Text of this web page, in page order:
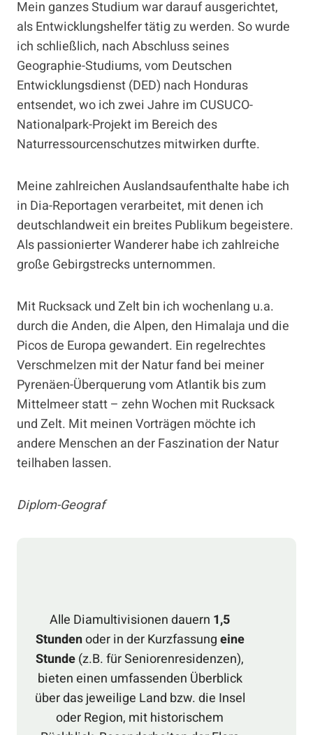
Mein ganzes Studium war darauf ausgerichtet,
als Entwicklungshelfer tätig zu werden. So wurde
ich schließlich, nach Abschluss seines
Geographie-Studiums, vom Deutschen
Entwicklungsdienst (DED) nach Honduras
entsendet, wo ich zwei Jahre im CUSUCO-
Nationalpark-Projekt im Bereich des
Naturressourcenschutzes mitwirken durfte.
Meine zahlreichen Auslandsaufenthalte habe ich
in Dia-Reportagen verarbeitet, mit denen ich
deutschlandweit ein breites Publikum begeistere.
Als passionierter Wanderer habe ich zahlreiche
große Gebirgstrecks unternommen.
Mit Rucksack und Zelt bin ich wochenlang u.a.
durch die Anden, die Alpen, den Himalaja und die
Picos de Europa gewandert. Ein regelrechtes
Verschmelzen mit der Natur fand bei meiner
Pyrenäen-Überquerung vom Atlantik bis zum
Mittelmeer statt – zehn Wochen mit Rucksack
und Zelt. Mit meinen Vorträgen möchte ich
andere Menschen an der Faszination der Natur
teilhaben lassen.
Diplom-Geograf
Alle Diamultivisionen dauern 1,5
Stundenoder in der Kurzfassungeine
Stunde(z.B. für Seniorenresidenzen),
bieten einen umfassenden Überblick
über das jeweilige Land bzw. die Insel
oder Region, mit historischem